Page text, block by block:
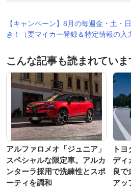
【キャンペーン】8月の毎週金・土・
き！（要マイカー登録＆特定情報の入
こんな記事も読まれていま
アルファロメオ「ジュニア」
スペシャルな限定車。アルカ
ンターラ採用で洗練性とスポ
ーティを調和
ト
ディ
良で
アッ